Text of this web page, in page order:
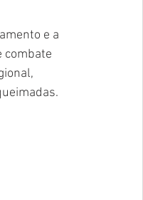
e a
combate